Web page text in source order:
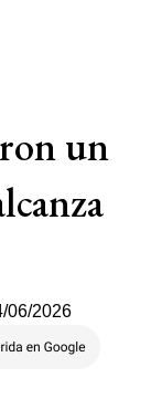
un
06/2026